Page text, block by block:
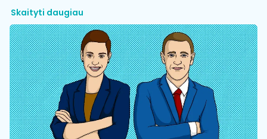
Skaityti daugiau